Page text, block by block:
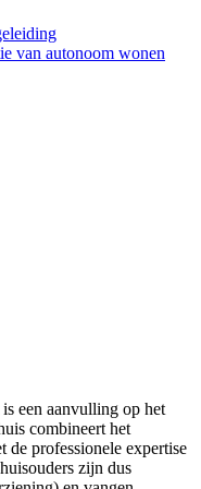
van autonoom wonen
een aanvulling op het
combineert het
de professionele expertise
zijn dus